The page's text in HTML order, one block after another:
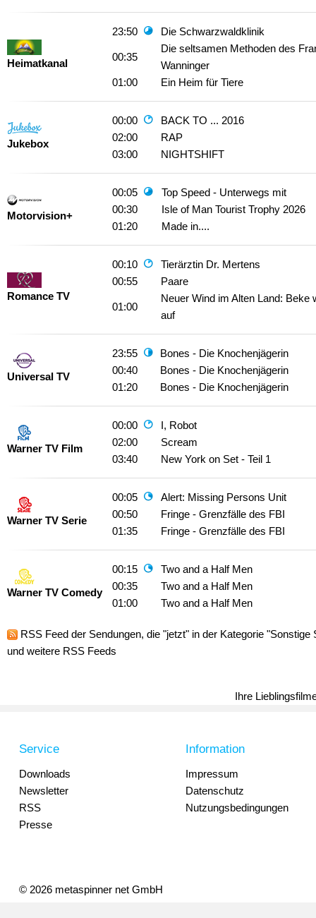
Heimatkanal
23:50 Die Schwarzwaldklinik
00:35
Die seltsamen Methoden des
Wanninger
01:00
Ein Heim für Tiere
Jukebox
00:00
BACK TO ... 2016
02:00
RAP
03:00
NIGHTSHIFT
Motorvision+
00:05
Top Speed - Unterwegs mit
00:30
Isle of Man Tourist Trophy 2026
01:20
Made in....
Romance TV
00:10
Tierärztin Dr. Mertens
00:55
Paare
01:00
Neuer Wind im Alten Land: Beke
auf
Universal TV
23:55
Bones - Die Knochenjägerin
00:40
Bones - Die Knochenjägerin
01:20
Bones - Die Knochenjägerin
Warner TV Film
00:00
I, Robot
02:00
Scream
03:40
New York on Set - Teil 1
Warner TV Serie
00:05
Alert: Missing Persons Unit
00:50
Fringe - Grenzfälle des FBI
01:35
Fringe - Grenzfälle des FBI
Warner TV Comedy
00:15
Two and a Half Men
00:35
Two and a Half Men
01:00
Two and a Half Men
RSS Feed der Sendungen, die "jetzt" in der Kategorie
und weitere RSS Feeds
Ihre
Service
Downloads
Newsletter
RSS
Presse
Information
Impressum
Datenschutz
Nutzungsbedingungen
© 2026 metaspinner net GmbH